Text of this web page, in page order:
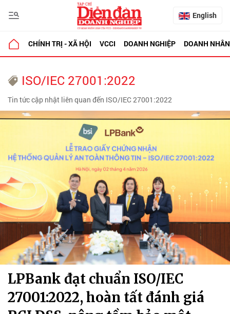
English
CHÍNH TRỊ - XÃ HỘI VCCI DOANH NGHIỆP DOANH NHÂN
ISO/IEC 27001:2022
Tin tức cập nhật liên quan đến ISO/IEC 27001:2022
LPBank đạt chuẩn ISO/IEC
27001:2022, hoàn tất đánh giá